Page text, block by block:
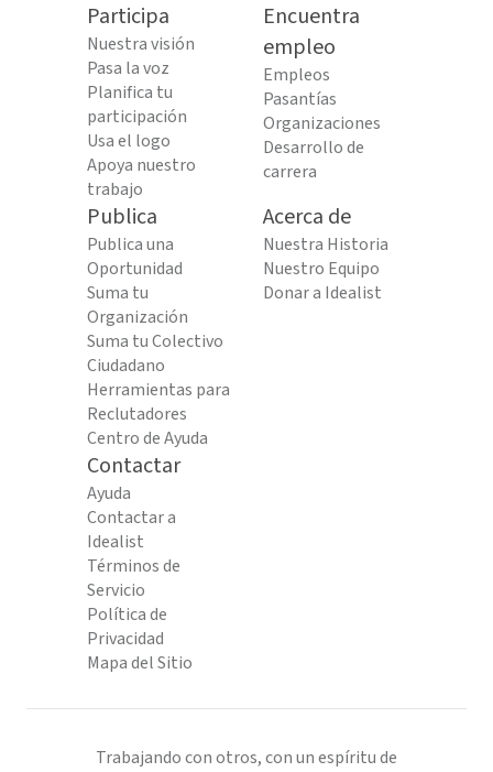
Participa
Nuestra visión
Pasa la voz
Planifica tu
participación
Usa el logo
Apoya nuestro
trabajo
Encuentra
empleo
Empleos
Pasantías
Organizaciones
Desarrollo de
carrera
Publica
Publica una
Oportunidad
Suma tu
Organización
Suma tu Colectivo
Ciudadano
Herramientas para
Reclutadores
Centro de Ayuda
Acerca de
Nuestra Historia
Nuestro Equipo
Donar a Idealist
Contactar
Ayuda
Contactar a
Idealist
Términos de
Servicio
Política de
Privacidad
Mapa del Sitio
Trabajando con otros, con un espíritu de